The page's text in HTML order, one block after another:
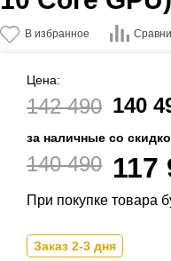
В избранное
Цена:
142 490 140
за наличные со
140 490 117
При покупке товара
Заказ 2-3 дня